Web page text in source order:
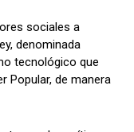
sociales a
denominada
tecnológico que
Popular, de manera